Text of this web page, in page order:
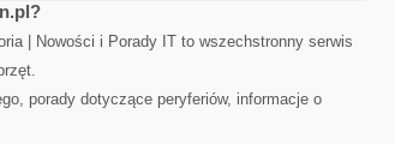
| Nowości i Porady IT to wszechstronny serwis
porady dotyczące peryferiów, informacje o